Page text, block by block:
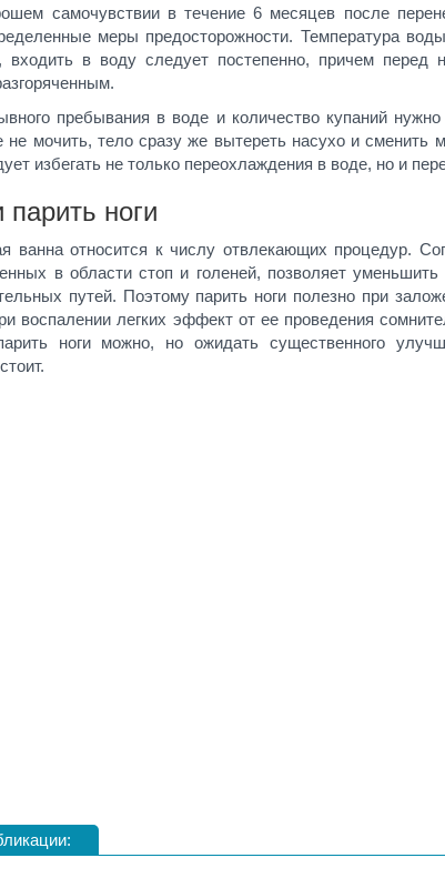
самочувствии в течение 6 месяцев после
меры предосторожности. Температура
входить в воду следует постепенно, причем перед
пребывания в воде и количество купаний нужно
мочить, тело сразу же вытереть насухо и сменить
избегать не только переохлаждения в воде, но и
ноги
ванна относится к числу отвлекающих процедур.
в области стоп и голеней, позволяет уменьшить
путей. Поэтому парить ноги полезно при
воспалении легких эффект от ее проведения
ноги можно, но ожидать существенного